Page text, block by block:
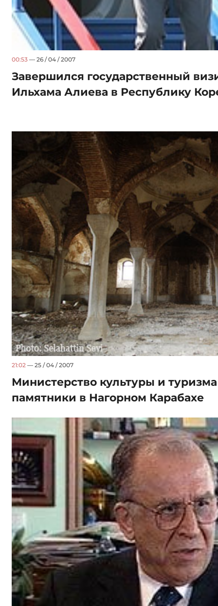
00:53 — 26 / 04 / 2007
Завершился государственный
Ильхама Алиева в Республику
21:02 — 25 / 04 / 2007
Министерство культуры и
памятники в Нагорном Карабахе